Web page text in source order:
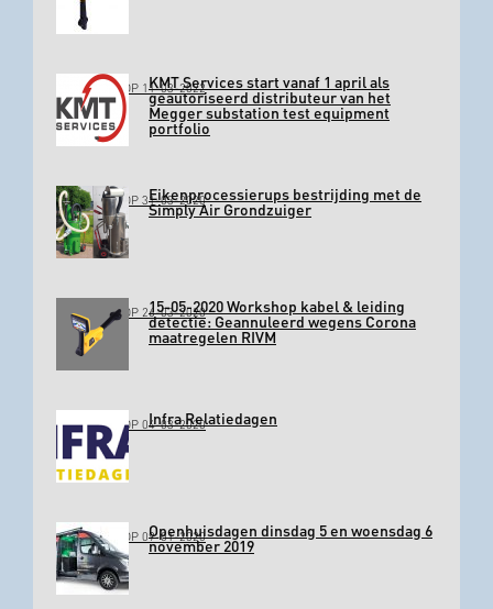
GEPLAATST OP 11-03-2022KMT Services start vanaf 1 april als
geautoriseerd distributeur van het
Megger substation test equipment
portfolio
GEPLAATST OP 31-03-2020Eikenprocessierups bestrijding met de
Simply Air Grondzuiger
GEPLAATST OP 26-03-202015-05-2020 Workshop kabel & leiding
detectie: Geannuleerd wegens Corona
maatregelen RIVM
GEPLAATST OP 04-03-2020Infra Relatiedagen
GEPLAATST OP 09-01-2020Openhuisdagen dinsdag 5 en woensdag 6
november 2019